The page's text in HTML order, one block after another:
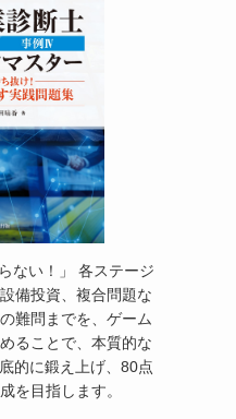
ない！」 各ステージ
備投資、複合問題な
難問までを、ゲーム
ることで、本質的な
的に鍛え上げ、80点
を目指します。